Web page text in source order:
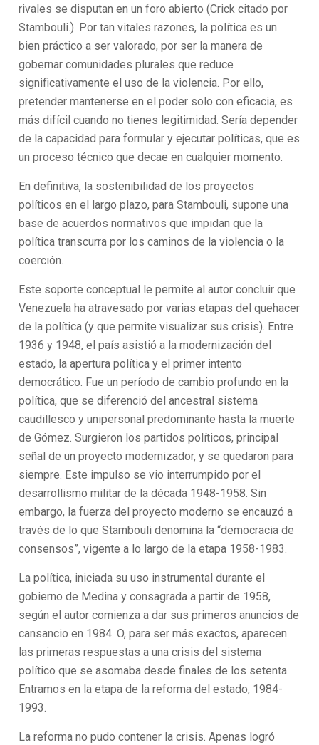
rivales se disputan en un foro abierto (Crick citado por
Stambouli.). Por tan vitales razones, la política es un
bien práctico a ser valorado, por ser la manera de
gobernar comunidades plurales que reduce
significativamente el uso de la violencia. Por ello,
pretender mantenerse en el poder solo con eficacia, es
más difícil cuando no tienes legitimidad. Sería depender
de la capacidad para formular y ejecutar políticas, que es
un proceso técnico que decae en cualquier momento.
En definitiva, la sostenibilidad de los proyectos
políticos en el largo plazo, para Stambouli, supone una
base de acuerdos normativos que impidan que la
política transcurra por los caminos de la violencia o la
coerción.
Este soporte conceptual le permite al autor concluir que
Venezuela ha atravesado por varias etapas del quehacer
de la política (y que permite visualizar sus crisis). Entre
1936 y 1948, el país asistió a la modernización del
estado, la apertura política y el primer intento
democrático. Fue un período de cambio profundo en la
política, que se diferenció del ancestral sistema
caudillesco y unipersonal predominante hasta la muerte
de Gómez. Surgieron los partidos políticos, principal
señal de un proyecto modernizador, y se quedaron para
siempre. Este impulso se vio interrumpido por el
desarrollismo militar de la década 1948-1958. Sin
embargo, la fuerza del proyecto moderno se encauzó a
través de lo que Stambouli denomina la “democracia de
consensos”, vigente a lo largo de la etapa 1958-1983.
La política, iniciada su uso instrumental durante el
gobierno de Medina y consagrada a partir de 1958,
según el autor comienza a dar sus primeros anuncios de
cansancio en 1984. O, para ser más exactos, aparecen
las primeras respuestas a una crisis del sistema
político que se asomaba desde finales de los setenta.
Entramos en la etapa de la reforma del estado, 1984-
1993.
La reforma no pudo contener la crisis. Apenas logró